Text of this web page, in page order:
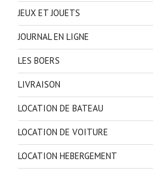
JEUX ET JOUETS
JOURNAL EN LIGNE
LES BOERS
LIVRAISON
LOCATION DE BATEAU
LOCATION DE VOITURE
LOCATION HEBERGEMENT